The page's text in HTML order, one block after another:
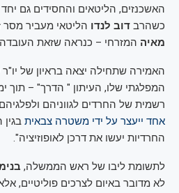
האשכנזים, הליטאים והחסידים גם
כשהרב דוב לנדו הליטאי מעביר
מאיה המזרחי – כנראה שזאת
האמירה שתחילה יצאה בראיון של
המפלגתי שלו, העיתון " הדרך" –
רשמית של החרדים לגווניהם
אחד ייעצר על ידי משטרה צבאית
החרדיות יעשו את דרכן לאופוזיציה".
לתשומת ליבו של ראש הממשלה,
לא מדובר באיום לצרכים פוליטיים,